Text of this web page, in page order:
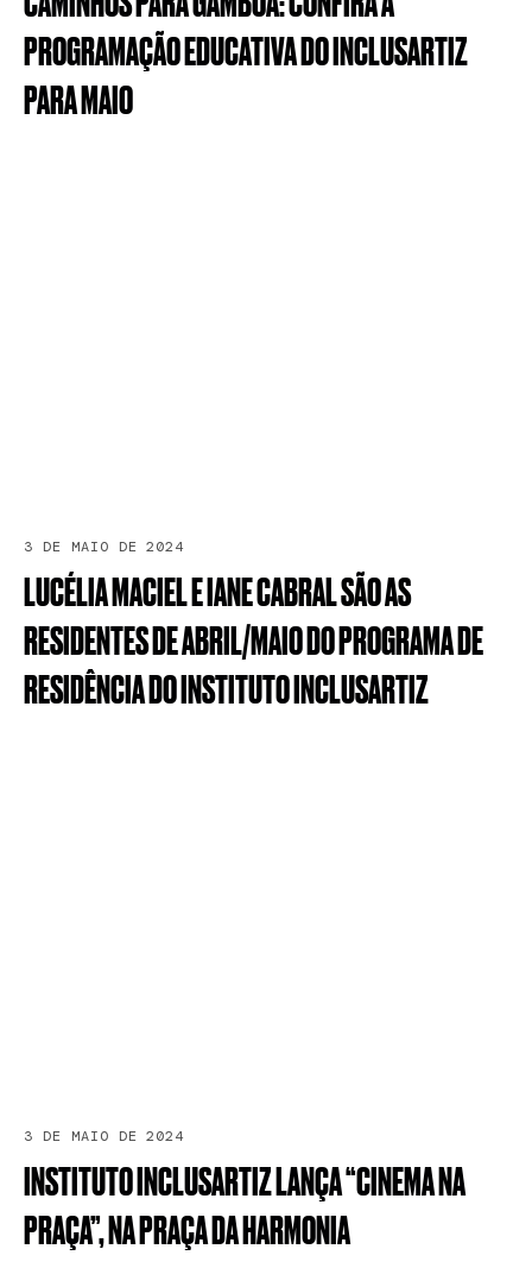
PROGRAMAÇÃOEDUCATIVADOINCLUSARTIZ
PARAMAIO
3 DE MAIO DE 2024
LUCÉLIAMACIELEIANECABRALSÃOAS
RESIDENTESDEABRIL/MAIODOPROGRAMADE
RESIDÊNCIADOINSTITUTOINCLUSARTIZ
3 DE MAIO DE 2024
INSTITUTOINCLUSARTIZLANÇA“CINEMANA
PRAÇA”,NAPRAÇADAHARMONIA